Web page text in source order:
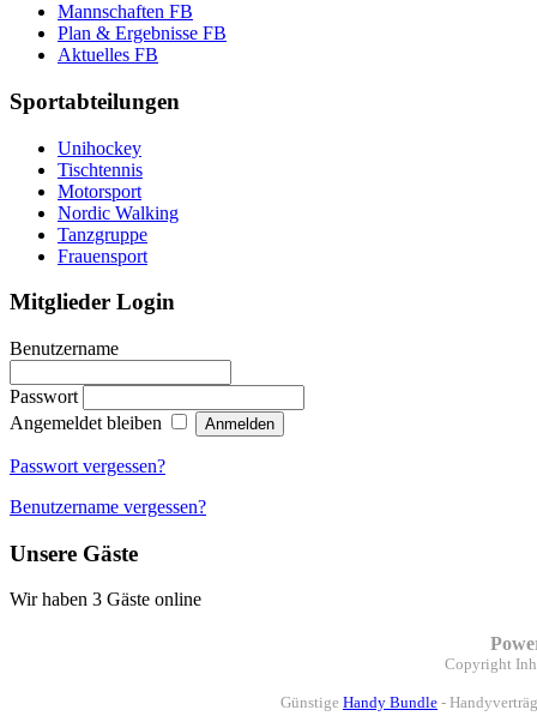
Mannschaften FB
Plan & Ergebnisse FB
Aktuelles FB
Sportabteilungen
Unihockey
Tischtennis
Motorsport
Nordic Walking
Tanzgruppe
Frauensport
Mitglieder Login
Benutzername
Passwort
Angemeldet bleiben
Passwort vergessen?
Benutzername vergessen?
Unsere Gäste
Wir haben 3 Gäste online
Copyright
Günstige Handy Bundle -